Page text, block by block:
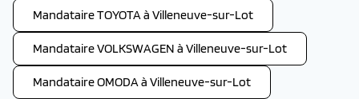
Mandataire TOYOTA à Villeneuve-sur-Lot
Mandataire VOLKSWAGEN à Villeneuve-sur-Lot
Mandataire OMODA à Villeneuve-sur-Lot